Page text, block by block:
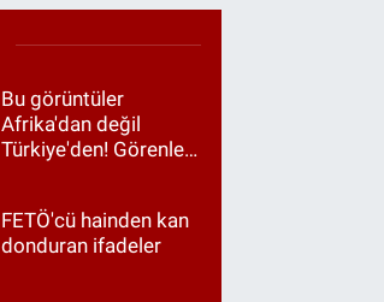
Bu görüntüler
Afrika'dan değil
Türkiye'den! Görenler
FETÖ'cü hainden kan
donduran ifadeler